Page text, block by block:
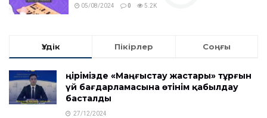
05/08/2024 0 5.2K
Үздік Пікірлер Соңғы
Өңірімізде «Маңғыстау жастары» тұрғын
үй бағдарламасына өтінім қабылдау
басталды
27/12/2024